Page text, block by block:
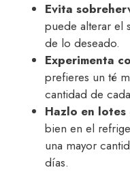
Evita
puede alterar el
de lo deseado.
Experimenta
prefieres un té
cantidad de
Hazlo en lotes
bien en el
una mayor
días.